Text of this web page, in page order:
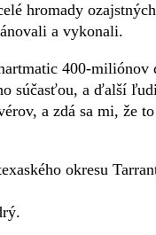
hromady
a vykonali.
400-
súčasťou, a ďalší
a zdá sa mi, že
okresu